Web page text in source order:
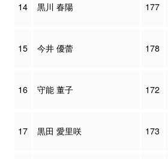
14 黒川 春陽 177
15 今井 優蕾 178
16 守能 董子 172
17 黒田 愛里咲 173